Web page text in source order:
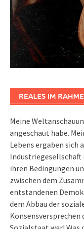
REALES IM
Meine
angeschaut habe.
Lebens ergaben sich
Industriegesellschaft
ihren Bedingungen
zwischen dem
entstandenen
dem Abbau der